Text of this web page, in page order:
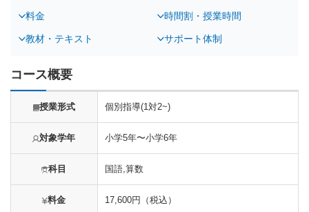
料金 時間割・授業時間
教材・テキスト サポート体制
コース概要
授業形式 個別指導(1対2~)
対象学年 小学5年〜小学6年
科目 国語,算数
料金 17,600円（税込）